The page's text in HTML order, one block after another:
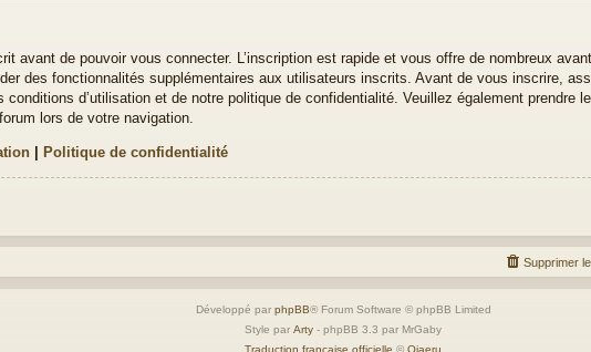
avant de pouvoir vous connecter. L’inscription est rapide et vous offre de nombreux
des fonctionnalités supplémentaires aux utilisateurs inscrits. Avant de vous inscrire,
conditions d’utilisation et de notre politique de confidentialité. Veuillez également prendre
lors de votre navigation.
| Politique de confidentialité
Supprimer
Développé par phpBB® Forum Software © phpBB Limited
Style par Arty - phpBB 3.3 par MrGaby
Traduction française officielle © Qiaeru